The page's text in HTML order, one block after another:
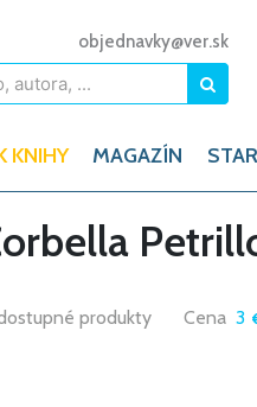
objednavky@ver.sk
KNIHY MAGAZÍN
produkty Cena 3